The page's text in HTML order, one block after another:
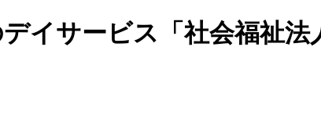
イサービス「社会福祉法